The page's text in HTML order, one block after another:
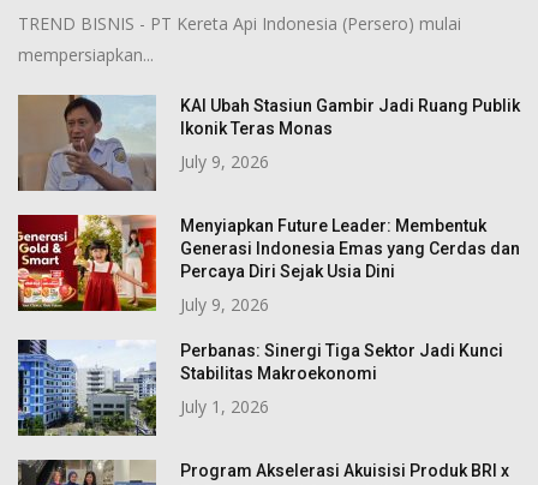
TREND BISNIS - PT Kereta Api Indonesia (Persero) mulai
mempersiapkan...
KAI Ubah Stasiun Gambir Jadi Ruang Publik
Ikonik Teras Monas
July 9, 2026
Menyiapkan Future Leader: Membentuk
Generasi Indonesia Emas yang Cerdas dan
Percaya Diri Sejak Usia Dini
July 9, 2026
Perbanas: Sinergi Tiga Sektor Jadi Kunci
Stabilitas Makroekonomi
July 1, 2026
Program Akselerasi Akuisisi Produk BRI x